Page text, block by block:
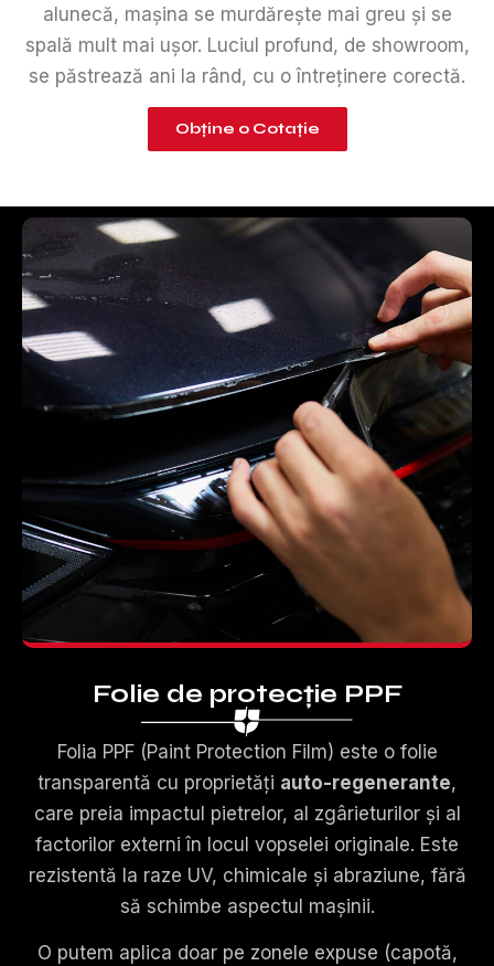
alunecă, mașina se murdărește mai greu și se
spală mult mai ușor. Luciul profund, de showroom,
se păstrează ani la rând, cu o întreținere corectă.
Obține o Cotație
Folie de protecție PPF
Folia PPF (Paint Protection Film) este o folie
transparentă cu proprietăți auto-regenerante,
care preia impactul pietrelor, al zgârieturilor și al
factorilor externi în locul vopselei originale. Este
rezistentă la raze UV, chimicale și abraziune, fără
să schimbe aspectul mașinii.
O putem aplica doar pe zonele expuse (capotă,